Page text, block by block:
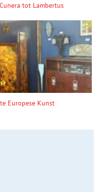
tot Lambertus
Europese Kunst